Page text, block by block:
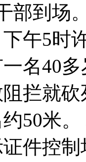
部到场
午5时
名40
拦就
50米
件控